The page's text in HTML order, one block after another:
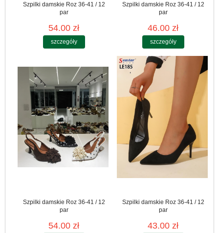
Szpilki damskie Roz 36-41 / 12
par
54.00 zł
szczegóły
Szpilki damskie Roz 36-41 / 12
par
46.00 zł
szczegóły
Szpilki damskie Roz 36-41 / 12
par
54.00 zł
Szpilki damskie Roz 36-41 / 12
par
43.00 zł